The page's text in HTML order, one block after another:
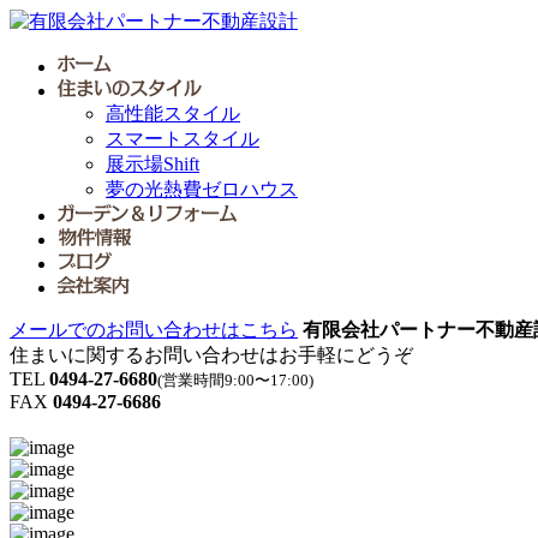
高性能スタイル
スマートスタイル
展示場Shift
夢の光熱費ゼロハウス
メールでのお問い合わせはこちら 有限会社パートナー不動産
住まいに関するお問い合わせはお手軽にどうぞ
TEL 0494-27-6680(営業時間9:00〜17:00)
FAX 0494-27-6686